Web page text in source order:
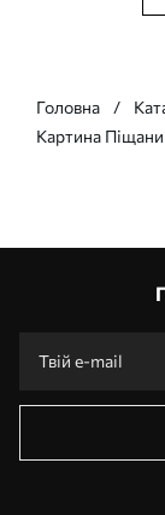
Головна
Картина
плані, океан з